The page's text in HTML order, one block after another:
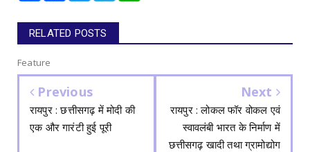
RELATED POSTS
Feature
Previous
रायपुर : छत्तीसगढ़ में मोदी की
एक और गारंटी हुई पूरी
Next
रायपुर : लोकल फॉर वोकल एवं
स्वावलंबी भारत के निर्माण में
छत्तीसगढ़ खादी तथा ग्रामोद्योग